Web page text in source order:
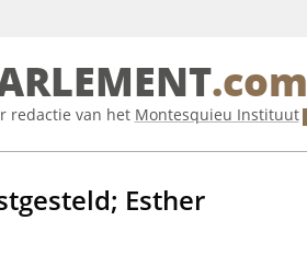
.com
redactie van het Montesquieu Instituut
Esther